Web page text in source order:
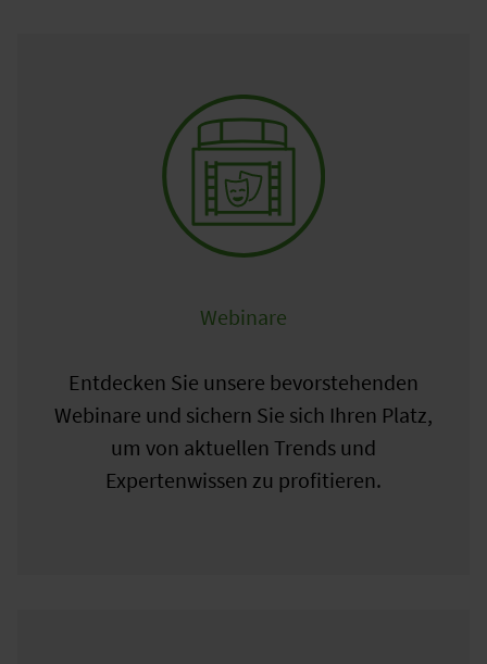
Webinare
Entdecken Sie unsere bevorstehenden
Webinare und sichern Sie sich Ihren Platz,
um von aktuellen Trends und
Expertenwissen zu profitieren.